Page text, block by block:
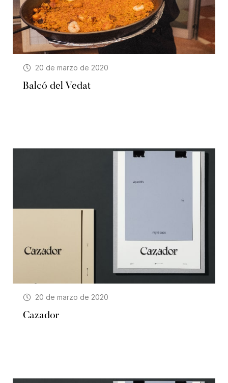
20 de marzo de 2020
Balcó del Vedat
20 de marzo de 2020
Cazador